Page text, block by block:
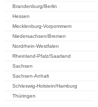
Brandenburg/Berlin
Hessen
Mecklenburg-Vorpommern
Niedersachsen/Bremen
Nordrhein-Westfalen
Rheinland-Pfalz/Saarland
Sachsen
Sachsen-Anhalt
Schleswig-Holstein/Hamburg
Thüringen